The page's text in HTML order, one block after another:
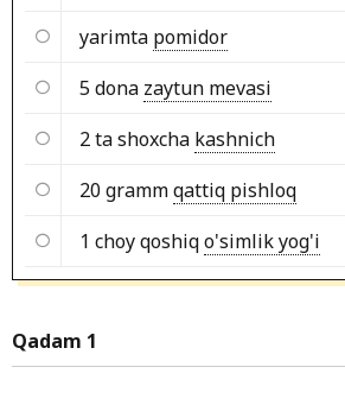
yarimta pomidor
5 dona zaytun mevasi
2 ta shoxcha kashnich
20 grammqattiq pishloq
1 choy qoshiqo'simlik yog'i
Qadam 1